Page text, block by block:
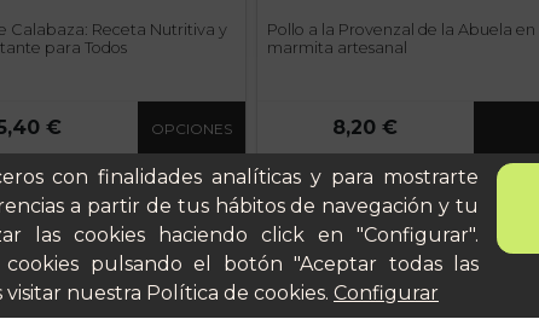
Calabaza: Receta Nutritiva y
para Todos
€ OPCIONES
Pollo a la Provenzal de la Abuela en
marmita artesanal
8,20 €
con finalidades analíticas y para mostrarte
a partir de tus hábitos de navegación y tu
las cookies haciendo click en "Configurar".
pulsando el botón "Aceptar todas las
visitar nuestra Política de cookies. Configurar
Quién es Peter
Recursos / Blog
Cultura
Llámanos al 644 52 51 02
Escríbenos al Whatsapp